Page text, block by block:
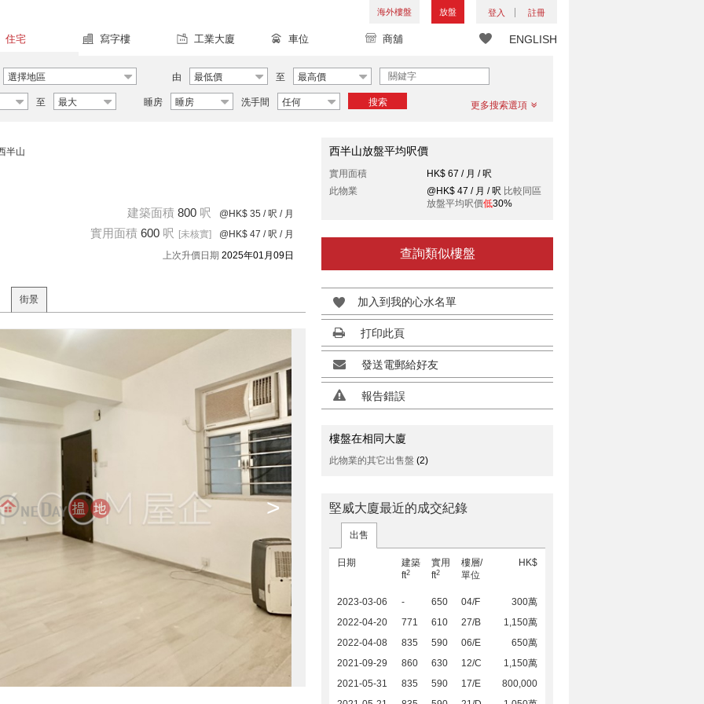
海外樓盤 放盤 登入 註冊
ENGLISH
住宅 寫字樓 工業大廈 車位 商舖
選擇地區 由 最低價 至 最高價
至 最大 睡房 睡房 洗手間 任何 搜索 更多搜索選項
半山
建築面積 800 呎 @HK$ 35 / 呎 / 月
實用面積 600 呎 [未核實] @HK$ 47 / 呎 / 月
上次升價日期 2025年01月09日
街景
>
西半山放盤平均呎價
實用面積
HK$ 67 / 月 / 呎
此物業
@HK$ 47 / 月 / 呎 比較同區
放盤平均呎價低30%
查詢類似樓盤
加入到我的心水名單
打印此頁
發送電郵給好友
報告錯誤
樓盤在相同大廈
此物業的其它出售盤 (2)
堅威大廈最近的成交紀錄
出售
日期
建築
ft2
實用
ft2
樓層/
單位
HK$
2023-03-06 - 650 04/F
300萬
2022-04-20
771 610 27/B
1,150萬
2022-04-08
835 590 06/E
650萬
2021-09-29
860 630 12/C
1,150萬
2021-05-31
835 590 17/E
800,000